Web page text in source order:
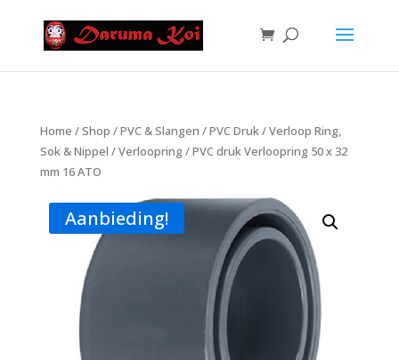
Home /Shop /PVC & Slangen /PVC Druk/Verloop Ring,
Sok & Nippel /Verloopring / PVC druk Verloopring 50 x 32
mm 16 ATO
Aanbieding!